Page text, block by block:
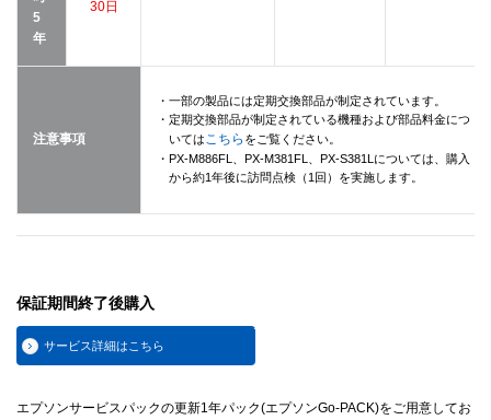
5
年
30日
注意事項
・一部の製品には定期交換部品が制定されています。
・定期交換部品が制定されている機種および部品料金につ
いてはこちら をご覧ください。
・PX-M886FL、PX-M381FL、PX-S381Lについては、購入
から約1年後に訪問点検（1回）を実施します。
保証期間終了後購入
サービス詳細はこちら
エプソンサービスパックの更新1年パック(エプソンGo-PACK)をご用意してお